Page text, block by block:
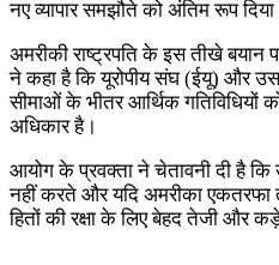
नए व्यापार समझौते को अंतिम रूप दिया
अमरीकी राष्ट्रपति के इस तीखे बयान
ने कहा है कि यूरोपीय संघ (ईयू) और
सीमाओं के भीतर आर्थिक गतिविधियों
अधिकार है।
आयोग के प्रवक्ता ने चेतावनी दी है
नहीं करते और यदि अमरीका
हितों की रक्षा के लिए बेहद तेजी और